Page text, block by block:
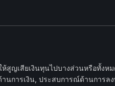
สูญเสียเงินทุนไปบางส่วนหรือทั้ง
นการเงิน, ประสบการณ์ด้านการ